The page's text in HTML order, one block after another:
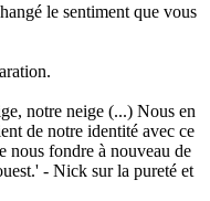
le sentiment que vous
notre neige (...) Nous en
de notre identité avec ce
nous fondre à nouveau de
- Nick sur la pureté et